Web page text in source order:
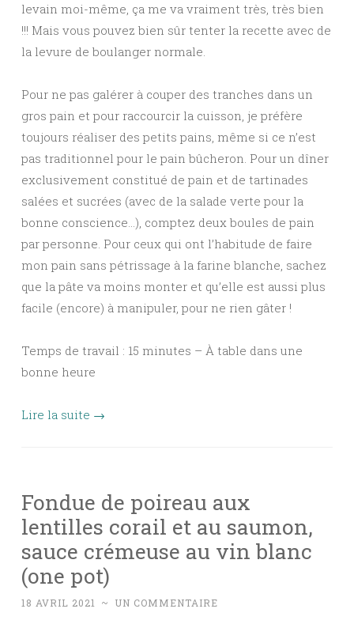
levain moi-même, ça me va vraiment très, très bien
!!! Mais vous pouvez bien sûr tenter la recette avec de
la levure de boulanger normale.
Pour ne pas galérer à couper des tranches dans un
gros pain et pour raccourcir la cuisson, je préfère
toujours réaliser des petits pains, même si ce n’est
pas traditionnel pour le pain bûcheron. Pour un dîner
exclusivement constitué de pain et de tartinades
salées et sucrées (avec de la salade verte pour la
bonne conscience…), comptez deux boules de pain
par personne. Pour ceux qui ont l’habitude de faire
mon pain sans pétrissage à la farine blanche, sachez
que la pâte va moins monter et qu’elle est aussi plus
facile (encore) à manipuler, pour ne rien gâter !
Temps de travail : 15 minutes – À table dans une
bonne heure
Lire la suite →
Fondue de poireau aux
lentilles corail et au saumon,
sauce crémeuse au vin blanc
(one pot)
18 AVRIL 2021 ~ UN COMMENTAIRE